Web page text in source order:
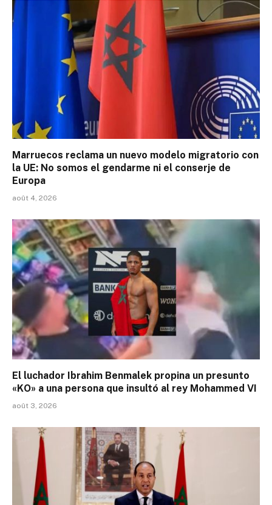
Marruecos reclama un nuevo modelo migratorio con
la UE: No somos el gendarme ni el conserje de
Europa
août 4, 2026
El luchador Ibrahim Benmalek propina un presunto
«KO» a una persona que insultó al rey Mohammed VI
août 3, 2026